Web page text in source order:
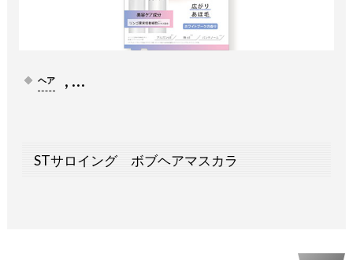
ヘア , …
STサロイング ボブヘアマスカラ